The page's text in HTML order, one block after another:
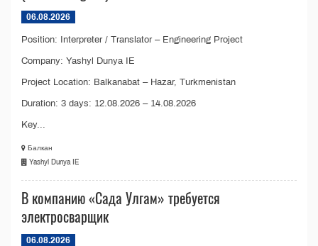
06.08.2026
Position: Interpreter / Translator – Engineering Project
Company: Yashyl Dunya IE
Project Location: Balkanabat – Hazar, Turkmenistan
Duration: 3 days: 12.08.2026 – 14.08.2026
Key...
Балкан
Yashyl Dunya IE
В компанию «Сада Улгам» требуется
электросварщик
06.08.2026